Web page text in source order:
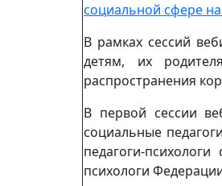
социальной сфере
В рамках сессий
детям, их
распространения
В первой сессии
социальные
педагоги-
психологи